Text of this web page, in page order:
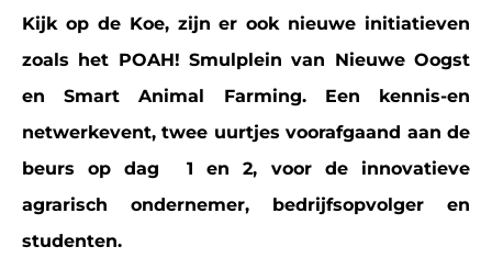
Kijk op de Koe, zijn er ook nieuwe initiatieven
zoals het POAH! Smulplein van Nieuwe Oogst
en Smart Animal Farming. Een kennis-en
netwerkevent, twee uurtjes voorafgaand aan de
beurs op dag 1 en 2, voor de innovatieve
agrarisch ondernemer, bedrijfsopvolger en
studenten.